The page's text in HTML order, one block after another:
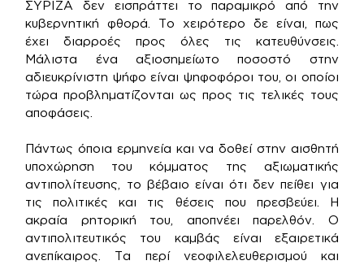
ΣΥΡΙΖΑ δεν εισπράττει το παραμικρό από την
κυβερνητική φθορά. Το χειρότερο δε είναι, πως
έχει διαρροές προς όλες τις κατευθύνσεις.
Μάλιστα ένα αξιοσημείωτο ποσοστό στην
αδιευκρίνιστη ψήφο είναι ψηφοφόροι του, οι οποίοι
τώρα προβληματίζονται ως προς τις τελικές τους
αποφάσεις.
Πάντως όποια ερμηνεία και να δοθεί στην αισθητή
υποχώρηση του κόμματος της αξιωματικής
αντιπολίτευσης, το βέβαιο είναι ότι δεν πείθει για
τις πολιτικές και τις θέσεις που πρεσβεύει. Η
ακραία ρητορική του, αποπνέει παρελθόν. Ο
αντιπολιτευτικός του καμβάς είναι εξαιρετικά
ανεπίκαιρος. Τα περί νεοφιλελευθερισμού και